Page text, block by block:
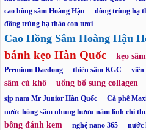
cao hồng sâm Hoàng Hậu
đông trùng hạ
đông trùng hạ thảo con tươi
Cao Hồng Sâm Hoàng Hậu
bánh kẹo Hàn Quốc kẹo sâm
Premium Daedong
thiên sâm KGC viên
sâm củ khô uống bổ sung collagen
sịp nam Mr Junior Hàn Quốc Cà phê
nước hồng sâm nhung hươu nấm linh chi
bông đánh kem nghệ nano 365 nước